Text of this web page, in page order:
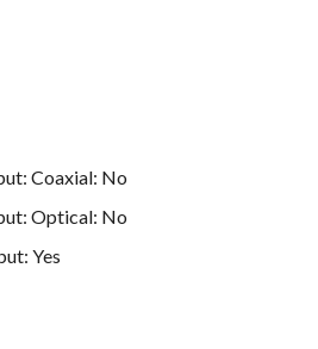
Coaxial: No
Optical: No
Yes